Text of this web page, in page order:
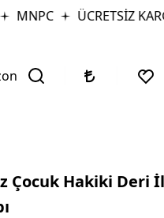
MNPC ÜCRETSİZ
Çocuk Hakiki Deri